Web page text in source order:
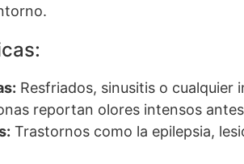
Resfriados, sinusitis o
reportan olores intensos
Trastornos como la epilepsia,